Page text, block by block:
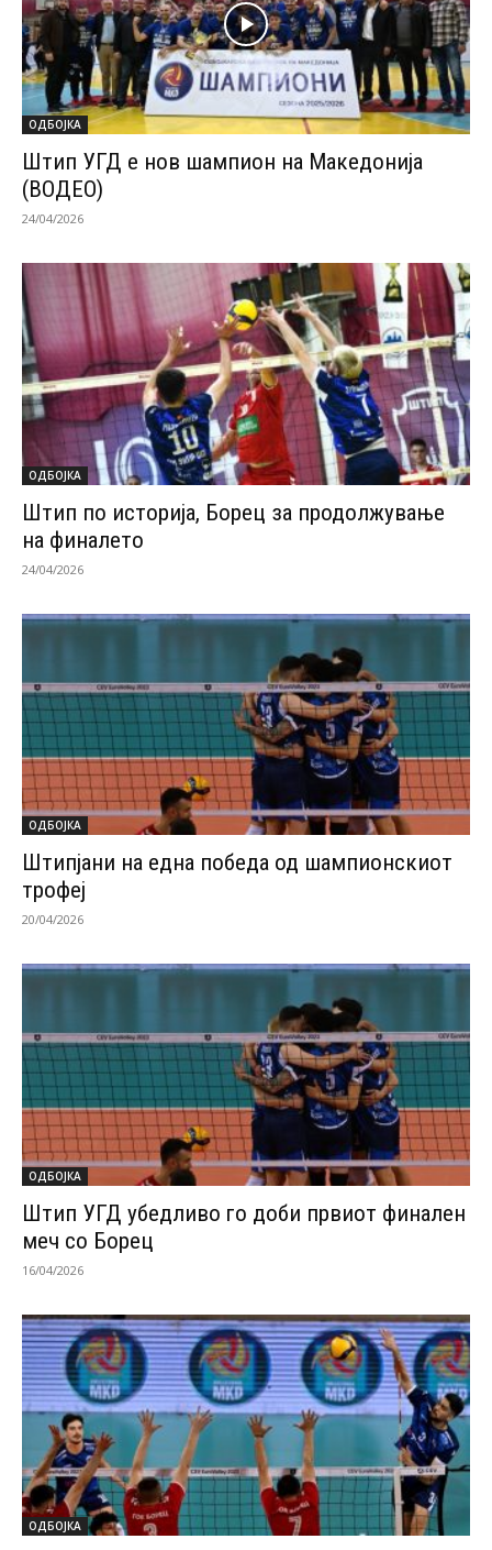
ОДБОЈКА
Штип УГД е нов шампион на Македонија
(ВОДЕО)
24/04/2026
ОДБОЈКА
Штип по историја, Борец за продолжување
на финалето
24/04/2026
ОДБОЈКА
Штипјани на една победа од шампионскиот
трофеј
20/04/2026
ОДБОЈКА
Штип УГД убедливо го доби првиот финален
меч со Борец
16/04/2026
ОДБОЈКА